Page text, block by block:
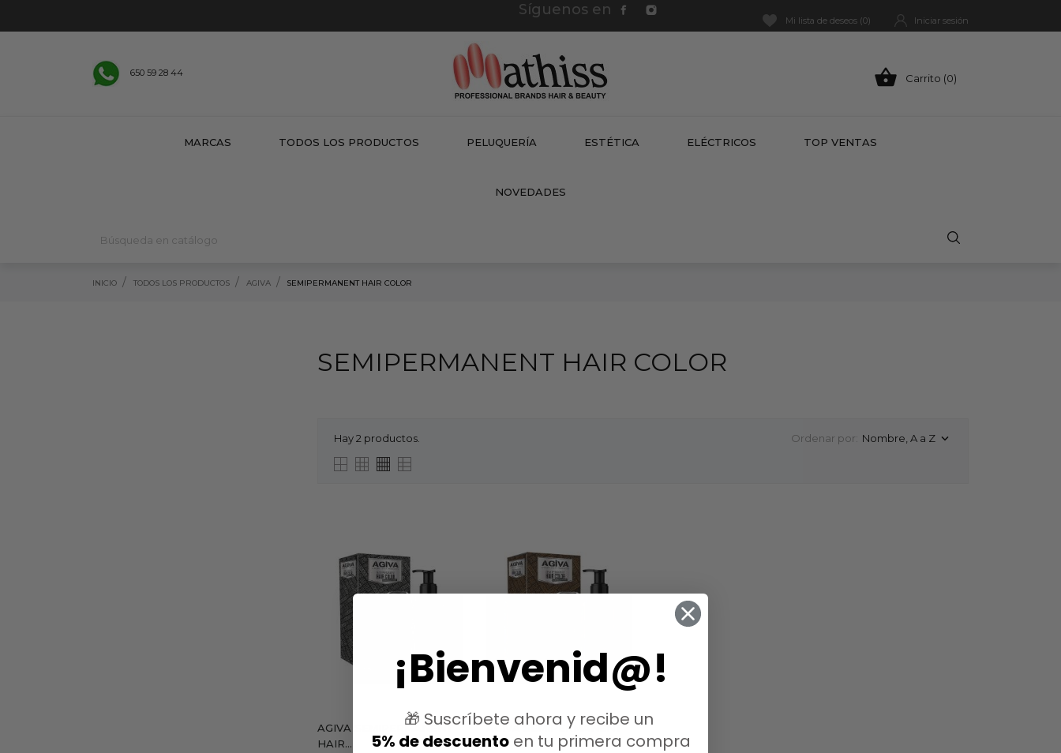
Síguenos en
Mi lista de deseos (0) Iniciar sesión
650 59 28 44  Carrito (0)
MARCAS TODOS LOS PRODUCTOS PELUQUERÍA ESTÉTICA ELÉCTRICOS TOP VENTAS
NOVEDADES
INICIO TODOS LOS PRODUCTOS AGIVA SEMIPERMANENT HAIR COLOR
SEMIPERMANENT HAIR COLOR
Hay 2 productos. Ordenar por: Nombre, A a Z 
AGIVA SEMIPERMANENT
HAIR...
AGIVA SEMIPERMANENT
HAIR...
¡Bienvenid@!
🎁 Suscríbete ahora y recibe un
5% de descuentoen tu primera compra